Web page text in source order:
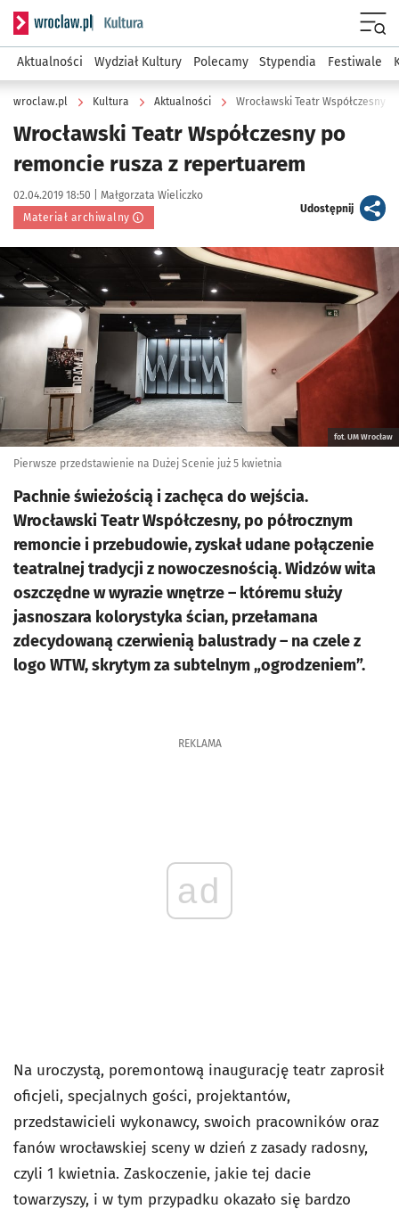
Serwis informacyjny wroclaw.pl podserwis: Kultura
Aktualności Wydział Kultury Polecamy Stypendia Festiwale
wroclaw.pl Kultura Aktualności Wrocławski Teatr Współczesny
Wrocławski Teatr Współczesny po
remoncie rusza z repertuarem
Data publikacji:
02.04.2019 18:50 | Autor:
Małgorzata Wieliczko
Materiał archiwalny
Udostępnijartykuł
Kliknij, aby powiększyć
fot. UM Wrocław
Pierwsze przedstawienie na Dużej Scenie już 5 kwietnia
Pachnie świeżością i zachęca do wejścia.
Wrocławski Teatr Współczesny, po półrocznym
remoncie i przebudowie, zyskał udane połączenie
teatralnej tradycji z nowoczesnością. Widzów wita
oszczędne w wyrazie wnętrze – któremu służy
jasnoszara kolorystyka ścian, przełamana
zdecydowaną czerwienią balustrady – na czele z
logo WTW, skrytym za subtelnym „ogrodzeniem”.
REKLAMA
ad
Na uroczystą, poremontową inaugurację teatr zaprosił
oficjeli, specjalnych gości, projektantów,
przedstawicieli wykonawcy, swoich pracowników oraz
fanów wrocławskiej sceny w dzień z zasady radosny,
czyli 1 kwietnia. Zaskoczenie, jakie tej dacie
towarzyszy, i w tym przypadku okazało się bardzo